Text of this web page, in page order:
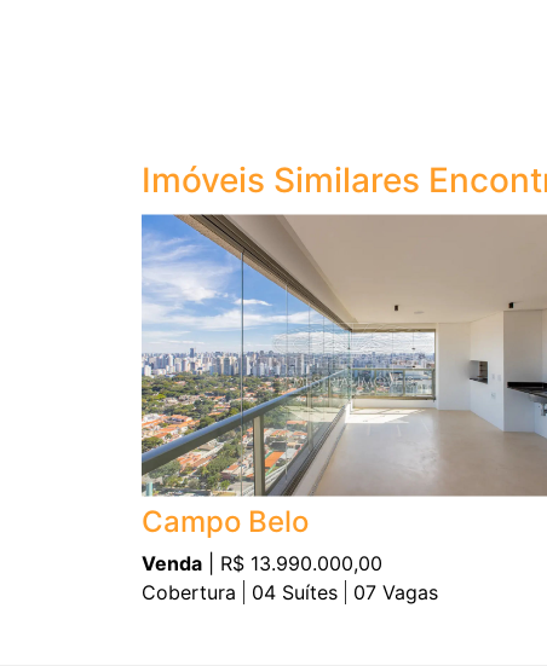
Imóveis Similares
Campo Belo
Venda | R$ 13.990.000,00
Cobertura
04 Suítes 07 Vagas